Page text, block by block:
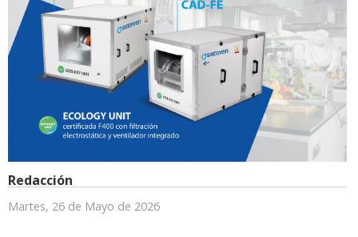
Redacción
Martes, 26 de Mayo de 2026